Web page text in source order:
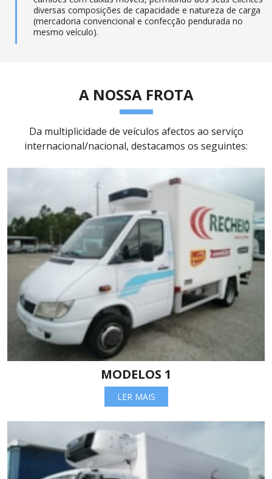
diversas composições de capacidade e natureza de carga
(mercadoria convencional e confecção pendurada no
mesmo veículo).
A NOSSA FROTA
Da multiplicidade de veículos afectos ao serviço
internacional/nacional, destacamos os seguintes:
MODELOS 1
LER MAIS